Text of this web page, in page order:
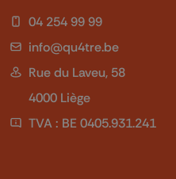
04 254 99 99
info@qu4tre.be
Rue du Laveu, 58
4000 Liège
TVA : BE 0405.931.241